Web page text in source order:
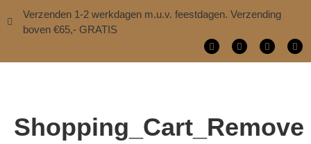
Verzenden 1-2 werkdagen m.u.v. feestdagen. Verzending
boven €65,- GRATIS
Shopping_Cart_Remove